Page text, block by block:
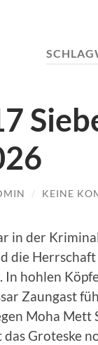
/ KEINE
in der
die
In hohlen
Zaungast
Moha Mett
Groteske